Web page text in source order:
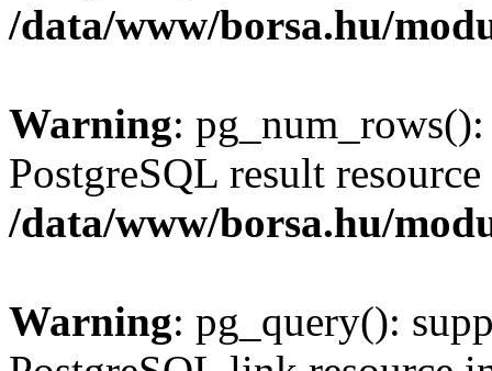
/data/www/borsa.hu/
Warning:
PostgreSQL result
/data/www/borsa.hu/
Warning: pg_query():